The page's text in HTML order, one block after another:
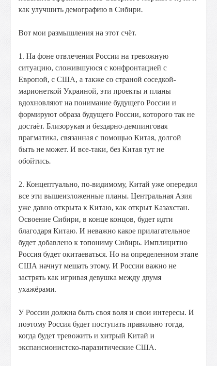
как улучшить демографию в Сибири.
Вот мои размышления на этот счёт.
1. На фоне отвлечения России на тревожную
ситуацию, сложившуюся с конфронтацией с
Европой, с США, а также со страной соседкой-
марионеткой Украиной, эти проекты и планы
вдохновляют на понимание будущего России и
формируют образа будущего России, которого так не
достаёт. Близорукая и бездарно-демпинговая
прагматика, связанная с помощью Китая, долгой
быть не может. И все-таки, без Китая тут не
обойтись.
2. Концептуально, по-видимому, Китай уже опередил
все эти вышеизложенные планы. Центральная Азия
уже давно открыта к Китаю, как открыт Казахстан.
Освоение Сибири, в конце концов, будет идти
благодаря Китаю. И неважно какое прилагательное
будет добавлено к топониму Сибирь. Имплицитно
Россия будет окитаеваться. Но на определенном этапе
США начнут мешать этому. И России важно не
застрять как игривая девушка между двумя
ухажёрами.
У России должна быть своя воля и свои интересы. И
поэтому Россия будет поступать правильно тогда,
когда будет тревожить и хитрый Китай и
экспансионистско-паразитические США.